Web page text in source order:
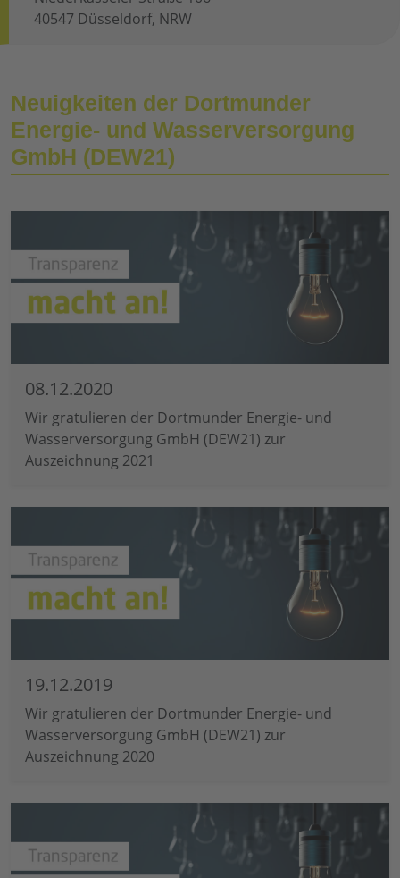
40547 Düsseldorf, NRW
Neuigkeiten der Dortmunder
Energie- und Wasserversorgung
GmbH (DEW21)
08.12.2020
Wir gratulieren der Dortmunder Energie- und
Wasserversorgung GmbH (DEW21) zur
Auszeichnung 2021
19.12.2019
Wir gratulieren der Dortmunder Energie- und
Wasserversorgung GmbH (DEW21) zur
Auszeichnung 2020